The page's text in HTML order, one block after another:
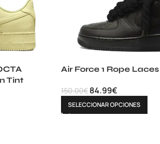
Tint
Air Force 1 Rope Laces
150.00€ 84.99€
SELECCIONAR OPCIONES